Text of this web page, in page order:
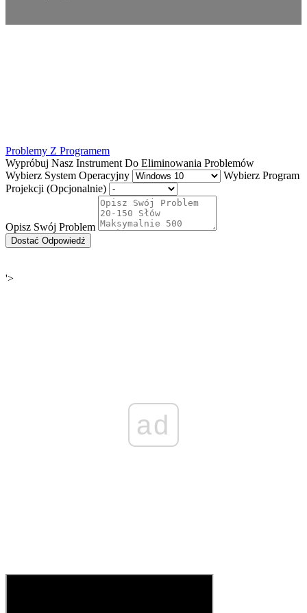
Problemy Z Programem
Wypróbuj Nasz Instrument Do Eliminowania Problemów
Wybierz System Operacyjny
Wybierz Program
Projekcji (Opcjonalnie)
Opisz Swój Problem
Dostać Odpowiedź
'>
ad